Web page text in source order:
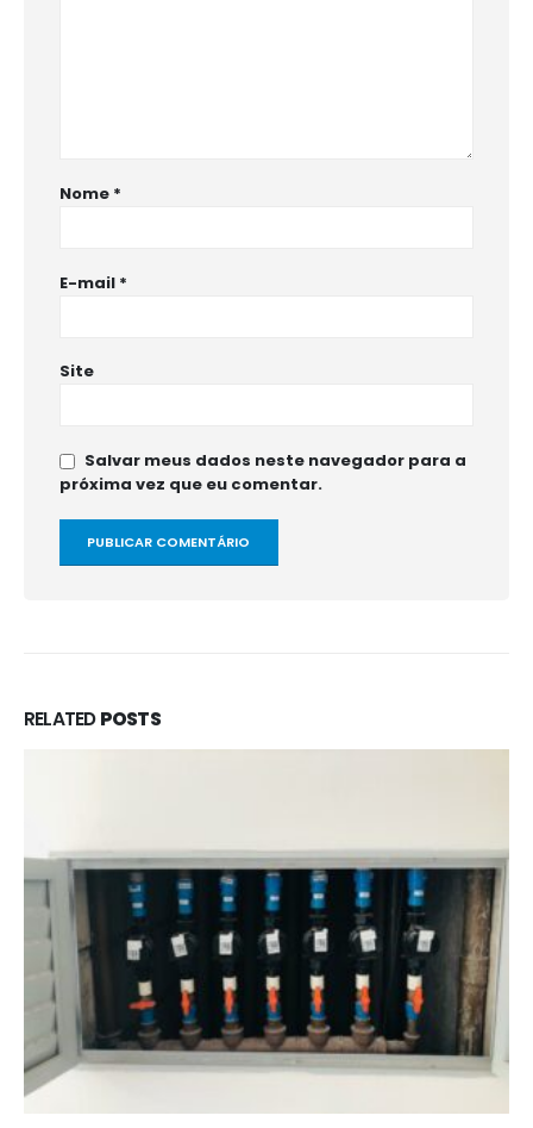
Nome *
E-mail *
Site
Salvar meus dados neste navegador para a
próxima vez que eu comentar.
RELATEDPOSTS